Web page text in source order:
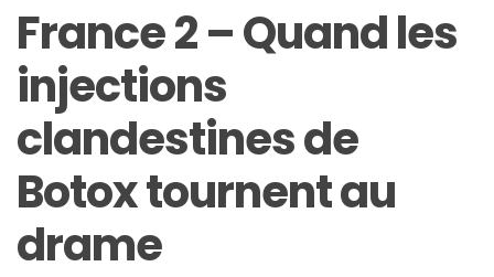
France 2 – Quand les
injections
clandestines de
Botox tournent au
drame